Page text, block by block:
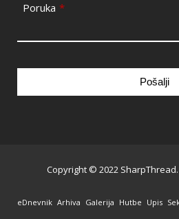
Poruka *
Pošalji
blank
Copyright © 2022
eDnevnik Arhiva Galerija Hutbe Upis